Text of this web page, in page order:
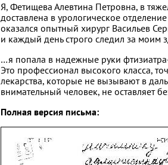
Я, Фетищева Алевтина Петровна, в
доставлена в урологическое
оказался опытный хирург Васильев
и каждый день строго следил за моим
…я попала в надежные руки
Это профессионал высокого класса,
лекарства, которые не вызывают в
внимательный человек, не оставляет
Полная версия письма: